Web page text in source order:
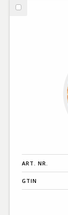
Välj
ART. NR.
GTIN